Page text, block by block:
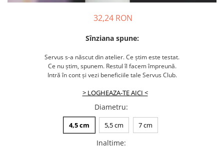
32,24 RON
Sînziana spune:
Servus s-a născut din atelier. Ce știm este testat.
Ce nu știm, spunem. Restul îl facem împreună.
Intră în cont și vezi beneficiile tale Servus Club.
> LOGHEAZA-TE AICI <
Diametru:
4,5 cm 5,5 cm 7 cm
Inaltime: